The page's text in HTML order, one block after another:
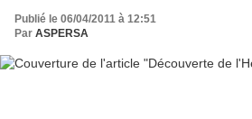
Publié le 06/04/2011 à 12:51
Par ASPERSA